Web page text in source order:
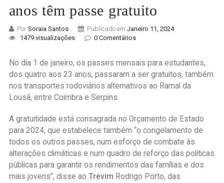
anos têm passe gratuito
Por Soraia Santos Publicado em Janeiro 11, 2024
1479 visualizações
0 Comentários
No dia 1 de janeiro, os passes mensais para estudantes,
dos quatro aos 23 anos, passaram a ser gratuitos, também
nos transportes rodoviários alternativos ao Ramal da
Lousã, entre Coimbra e Serpins.
A gratuitidade está consagrada no Orçamento de Estado
para 2024, que estabelece também “o congelamento de
todos os outros passes, num esforço de combate às
alterações climáticas e num quadro de reforço das políticas
públicas para garantir os rendimentos das famílias e dos
mais jovens”, disse ao Trevim Rodrigo Porto, das